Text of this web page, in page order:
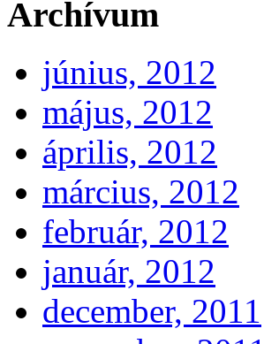
Archívum
június, 2012
május, 2012
április, 2012
március, 2012
február, 2012
január, 2012
december, 2011